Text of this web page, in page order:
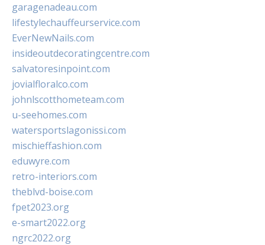
garagenadeau.com
lifestylechauffeurservice.com
EverNewNails.com
insideoutdecoratingcentre.com
salvatoresinpoint.com
jovialfloralco.com
johnlscotthometeam.com
u-seehomes.com
watersportslagonissi.com
mischieffashion.com
eduwyre.com
retro-interiors.com
theblvd-boise.com
fpet2023.org
e-smart2022.org
ngrc2022.org